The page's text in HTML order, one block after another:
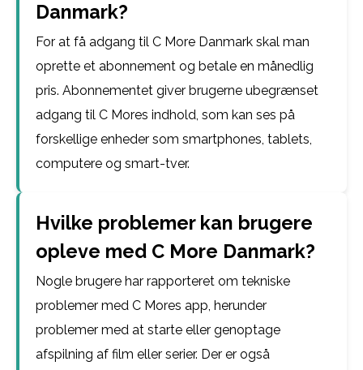
Danmark?
For at få adgang til C More Danmark skal man
oprette et abonnement og betale en månedlig
pris. Abonnementet giver brugerne ubegrænset
adgang til C Mores indhold, som kan ses på
forskellige enheder som smartphones, tablets,
computere og smart-tver.
Hvilke problemer kan brugere
opleve med C More Danmark?
Nogle brugere har rapporteret om tekniske
problemer med C Mores app, herunder
problemer med at starte eller genoptage
afspilning af film eller serier. Der er også